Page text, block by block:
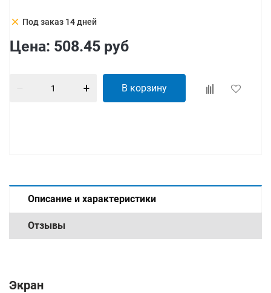
clear Под заказ 14 дней
Цена: 508.45 руб
В корзину
Описание и характеристики
Отзывы
Экран